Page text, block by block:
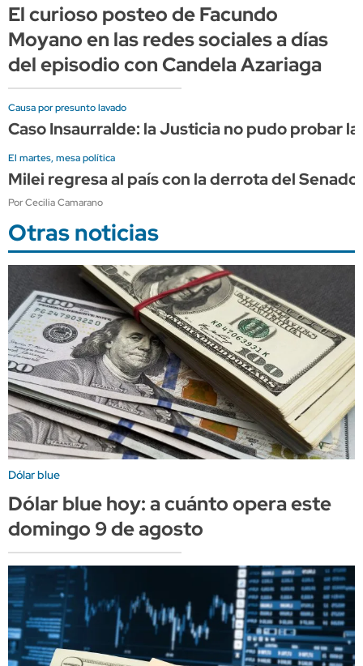
El curioso posteo de Facundo
Moyano en las redes sociales a días
del episodio con Candela Azariaga
Causa por presunto lavado
Caso Insaurralde: la Justicia no pudo probar
El martes, mesa política
Milei regresa al país con la derrota del
Por Cecilia Camarano
Otras noticias
Dólar blue
Dólar blue hoy: a cuánto opera este
domingo 9 de agosto